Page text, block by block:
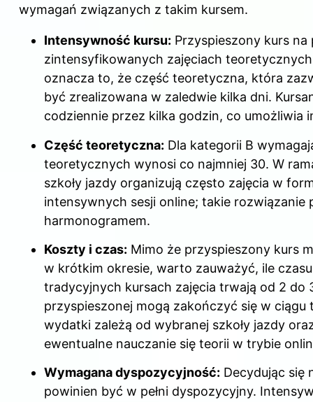
wymagań związanych z takim kursem.
Intensywność kursu: Przyspieszony kurs
zintensyfikowanych zajęciach
oznacza to, że część teoretyczna, która
być zrealizowana w zaledwie kilka dni.
codziennie przez kilka godzin, co umożliwia
Część teoretyczna: Dla kategorii B
teoretycznych wynosi co najmniej 30. W
szkoły jazdy organizują często zajęcia w
intensywnych sesji online; takie rozwiązanie
harmonogramem.
Koszty i czas: Mimo że przyspieszony kurs
w krótkim okresie, warto zauważyć, ile
tradycyjnych kursach zajęcia trwają od 2 do
przyspieszonej mogą zakończyć się w
wydatki zależą od wybranej szkoły jazdy
ewentualne nauczanie się teorii w trybie
Wymagana dyspozycyjność: Decydując się
powinien być w pełni dyspozycyjny.